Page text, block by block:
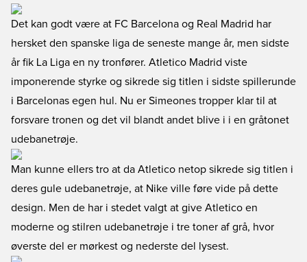
Det kan godt være at FC Barcelona og Real Madrid har
hersket den spanske liga de seneste mange år, men sidste
år fik La Liga en ny tronfører. Atletico Madrid viste
imponerende styrke og sikrede sig titlen i sidste spillerunde
i Barcelonas egen hul. Nu er Simeones tropper klar til at
forsvare tronen og det vil blandt andet blive i i en gråtonet
udebanetrøje.
Man kunne ellers tro at da Atletico netop sikrede sig titlen i
deres gule udebanetrøje, at Nike ville føre vide på dette
design. Men de har i stedet valgt at give Atletico en
moderne og stilren udebanetrøje i tre toner af grå, hvor
øverste del er mørkest og nederste del lysest.